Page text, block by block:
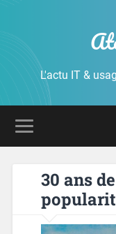
L'actu IT &
30 ans